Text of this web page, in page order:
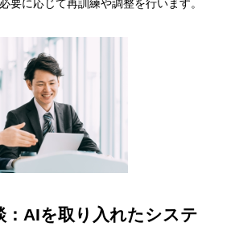
要に応じて再訓練や調整を行います。
：AIを取り入れたシステ